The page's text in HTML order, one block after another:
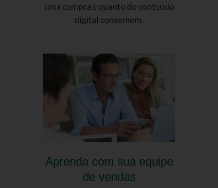
uma compra e quanto do conteúdo
digital consomem.
Aprenda com sua equipe
de vendas